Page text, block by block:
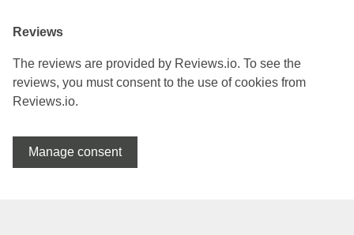
Reviews
The reviews are provided by Reviews.io. To see the
reviews, you must consent to the use of cookies from
Reviews.io.
Manage consent